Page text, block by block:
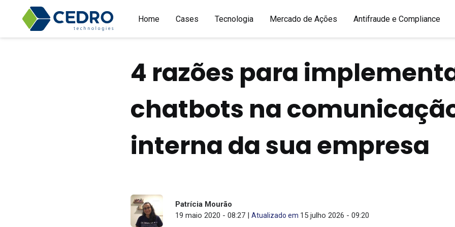
Home Cases Tecnologia Mercado de Ações Antifraude e Compliance
4 razões para
chatbots na
interna da sua empresa
Patrícia Mourão
19 maio 2020 - 08:27 |Atualizado em 15 julho 2026 - 09:20